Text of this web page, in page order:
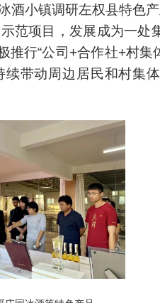
小镇调研左权县特色产
范项目，发展成为一处
行“公司+合作社+村集
带动周边居民和村集